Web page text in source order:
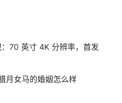
70 英寸 4K 分辨率，首发
月女马的婚姻怎么样